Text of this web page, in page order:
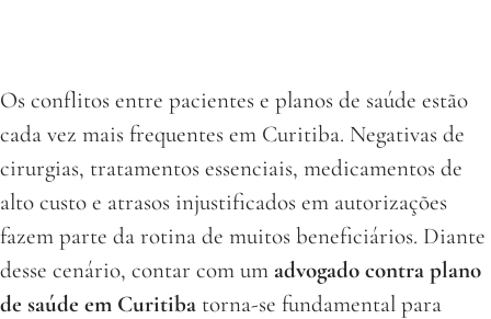
Os conflitos entre pacientes e planos de saúde estão
cada vez mais frequentes em Curitiba. Negativas de
cirurgias, tratamentos essenciais, medicamentos de
alto custo e atrasos injustificados em autorizações
fazem parte da rotina de muitos beneficiários. Diante
desse cenário, contar com um advogado contra plano
de saúde em Curitiba torna-se fundamental para